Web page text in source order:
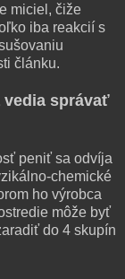
miciel, čiže
iba reakcií s
článku.
vedia správať
peniť sa odvíja
chemické
ho výrobca
môže byť
do 4 skupín